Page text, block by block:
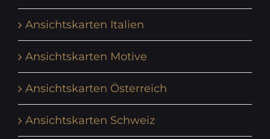
Ansichtskarten Italien
Ansichtskarten Motive
Ansichtskarten Österreich
Ansichtskarten Schweiz